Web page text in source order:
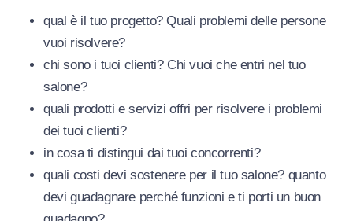
qual è il tuo progetto? Quali problemi delle persone
vuoi risolvere?
chi sono i tuoi clienti? Chi vuoi che entri nel tuo
salone?
quali prodotti e servizi offri per risolvere i problemi
dei tuoi clienti?
in cosa ti distingui dai tuoi concorrenti?
quali costi devi sostenere per il tuo salone? quanto
devi guadagnare perché funzioni e ti porti un buon